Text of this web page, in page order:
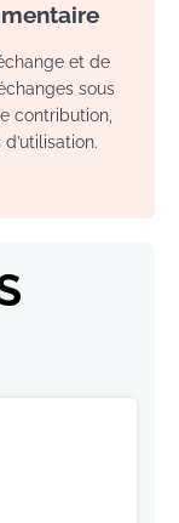
et de
sous
contribution,